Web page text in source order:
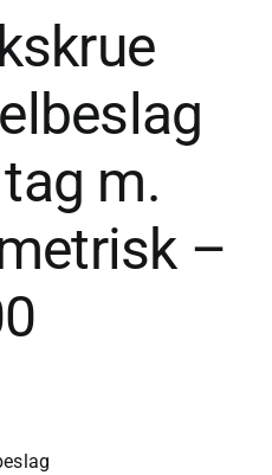
m.
–